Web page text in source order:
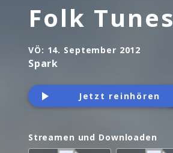
Folk Tunes
VÖ: 14. September 2012
Spark
Jetzt reinhören
Streamen und Downloaden